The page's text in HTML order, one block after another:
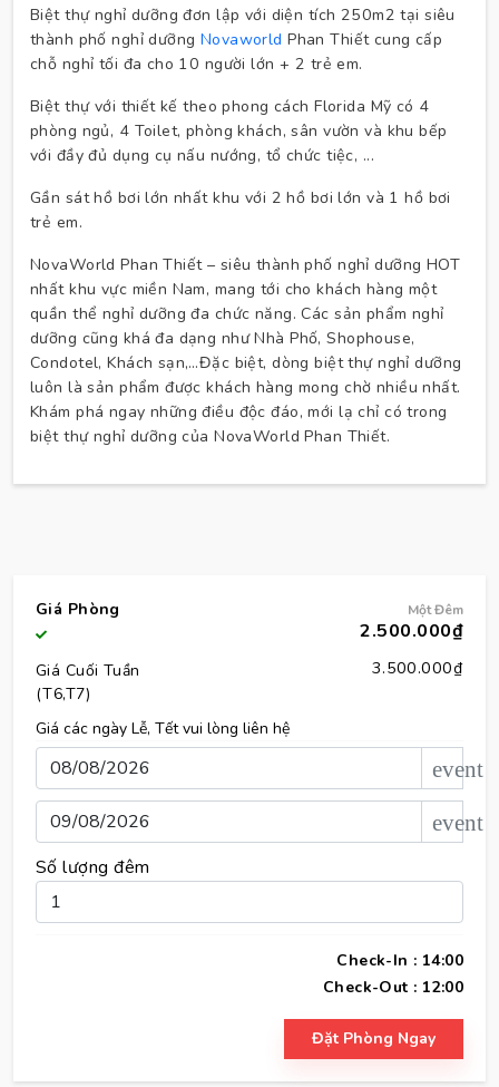
Biệt thự nghỉ dưỡng đơn lập với diện tích 250m2 tại siêu
thành phố nghỉ dưỡng Novaworld Phan Thiết cung cấp
chỗ nghỉ tối đa cho 10 người lớn + 2 trẻ em.
Biệt thự với thiết kế theo phong cách Florida Mỹ có 4
phòng ngủ, 4 Toilet, phòng khách, sân vườn và khu bếp
với đầy đủ dụng cụ nấu nướng, tổ chức tiệc, ...
Gần sát hồ bơi lớn nhất khu với 2 hồ bơi lớn và 1 hồ bơi
trẻ em.
NovaWorld Phan Thiết – siêu thành phố nghỉ dưỡng HOT
nhất khu vực miền Nam, mang tới cho khách hàng một
quần thể nghỉ dưỡng đa chức năng. Các sản phẩm nghỉ
dưỡng cũng khá đa dạng như Nhà Phố, Shophouse,
Condotel, Khách sạn,…Đặc biệt, dòng biệt thự nghỉ dưỡng
luôn là sản phẩm được khách hàng mong chờ nhiều nhất.
Khám phá ngay những điều độc đáo, mới lạ chỉ có trong
biệt thự nghỉ dưỡng của NovaWorld Phan Thiết.
Giá Phòng Một Đêm
2.500.000₫
Giá Cuối Tuần
(T6,T7)
3.500.000₫
Giá các ngày Lễ, Tết vui lòng liên hệ
event
event
Số lượng đêm
Check-In : 14:00
Check-Out : 12:00
Đặt Phòng Ngay